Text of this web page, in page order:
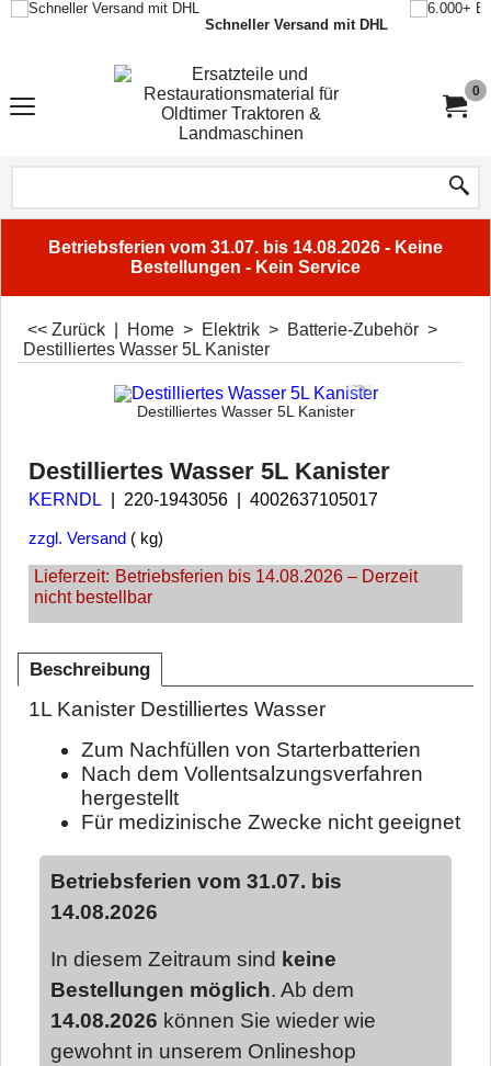
Schneller Versand mit DHL
0
Betriebsferien vom 31.07. bis 14.08.2026 - Keine
Bestellungen - Kein Service
<< Zurück Home > Elektrik > Batterie-Zubehör >
Destilliertes Wasser 5L Kanister
Destilliertes Wasser 5L Kanister
Destilliertes Wasser 5L Kanister
KERNDL 220-1943056 4002637105017
zzgl. Versand kg
Lieferzeit: Betriebsferien bis 14.08.2026 – Derzeit
nicht bestellbar
Beschreibung
1L Kanister Destilliertes Wasser
Zum Nachfüllen von Starterbatterien
Nach dem Vollentsalzungsverfahren
hergestellt
Für medizinische Zwecke nicht geeignet
Betriebsferien vom 31.07. bis
14.08.2026
In diesem Zeitraum sind keine
Bestellungen möglich. Ab dem
14.08.2026 können Sie wieder wie
gewohnt in unserem Onlineshop